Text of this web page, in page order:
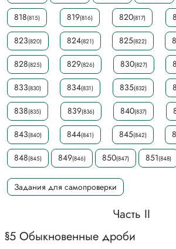
818(815) 819(816) 820(817)
823(820) 824(821) 825(822)
828(825) 829(826) 830(827)
833(830) 834(831) 835(832)
838(835) 839(836) 840(837)
843(840) 844(841) 845(842)
848(845) 849(846) 850(847) 851(848)
Задания для самопроверки
Часть II
§5 Обыкновенные дроби